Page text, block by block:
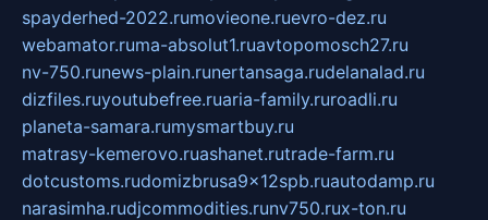
spayderhed-2022.rumovieone.ruevro-dez.ru
webamator.ruma-absolut1.ruavtopomosch27.ru
nv-750.runews-plain.runertansaga.rudelanalad.ru
dizfiles.ruyoutubefree.ruaria-family.ruroadli.ru
planeta-samara.rumysmartbuy.ru
matrasy-kemerovo.ruashanet.rutrade-farm.ru
dotcustoms.rudomizbrusa9x12spb.ruautodamp.ru
narasimha.rudjcommodities.runv750.rux-ton.ru